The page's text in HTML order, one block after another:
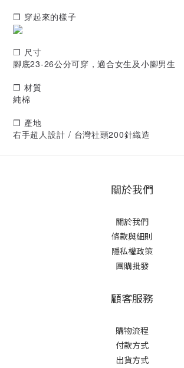
❒ 穿起來的樣子
❒ 尺寸
腳底23-26公分可穿，適合女生及小腳男生
❒ 材質
純棉
❒ 產地
右手超人設計 / 台灣社頭200針織造
關於我們
關於我們
條款與細則
隱私權政策
團購批發
顧客服務
購物流程
付款方式
出貨方式